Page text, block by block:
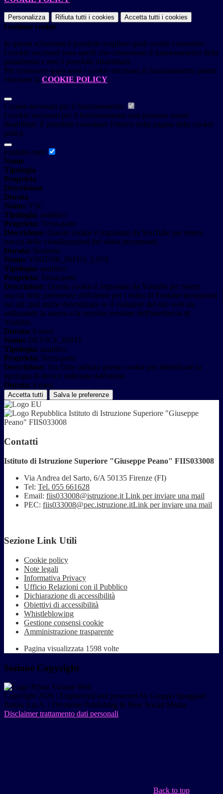
Personalizza Rifiuta tutti i cookies Accetta tutti i cookies
Gestione cookie
In questa schermata è possibile scegliere quali cookie consentire.
I cookie necessari sono quelli che consentono il funzionamento della
piattaforma e non è possibile disabilitarli.
Per conoscere quali sono i cookie necessari al funzionamento potete
visionare la COOKIE POLICY.
Cookie necessari per il funzionamento
I cookie necessari per il funzionamento non possono essere
disabilitati. È possibile consultare l'elenco nella pagina della cookie
policy.
youtube.com
Nome
Tipologia
Proprieta
Descrizione
Durata
Nome: YSC
Tipologia: analitico
Proprieta: Terza-parte
Descrizione: Questo cookie è impostato da YouTube per tenere
traccia delle visualizzazioni dei video incorporati.
Durata: Sessione
Nome: VISITOR_INFO1_LIVE
Tipologia: analitico
Proprieta: Terza-parte
Descrizione: Questo cookie è impostato da Youtube per tenere
traccia delle preferenze dell'utente per i video di Youtube incorporati
nei siti; può anche determinare se il visitatore del sito web sta
utilizzando la nuova o la vecchia versione dell'interfaccia di
Youtube.
Durata: 6 mesi
Nome: DEVICE_INFO
Tipologia: analitico
Proprieta: Terza-parte
Descrizione: YouTube utilizza questo cookie per identificare la
tipologia di device utilizzata dall'utente
Durata: 6 mesi
Accetta tutti Salva le preferenze
Istituto di Istruzione Superiore "Giuseppe
Peano" FIIS033008
Contatti
Istituto di Istruzione Superiore "Giuseppe Peano" FIIS033008
Via Andrea del Sarto, 6/A 50135 Firenze (FI)
Tel: Tel. 055 661628
Email: fiis033008@istruzione.it Link per inviare una mail
PEC: fiis033008@pec.istruzione.itLink per inviare una mail
Sezione Link Utili
Cookie policy
Note legali
Informativa Privacy
Ufficio Relazioni con il Pubblico
Dichiarazione di accessibilità
Obiettivi di accessibilità
Whistleblowing
Gestione consensi cookie
Amministrazione trasparente
Pagina visualizzata 1598 volte
Sezione Copyright
Copyright 2026 | Engineered and powered by Gruppo Spaggiari
Parma S.p.A. | Divisione Publishing & New Social Media
Disclaimer trattamento dati personali
Back to top